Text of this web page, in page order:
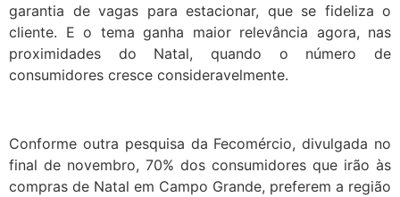
garantia de vagas para estacionar, que se fideliza o
cliente. E o tema ganha maior relevância agora, nas
proximidades do Natal, quando o número de
consumidores cresce consideravelmente.
Conforme outra pesquisa da Fecomércio, divulgada no
final de novembro, 70% dos consumidores que irão às
compras de Natal em Campo Grande, preferem a região